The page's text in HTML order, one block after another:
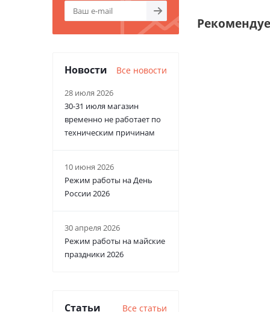
Новости Все новости
28 июля 2026
30-31 июля магазин
временно не работает по
техническим причинам
10 июня 2026
Режим работы на День
России 2026
30 апреля 2026
Режим работы на майские
праздники 2026
Статьи Все статьи